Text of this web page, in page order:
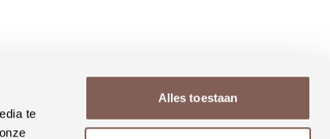
te
Alles toestaan